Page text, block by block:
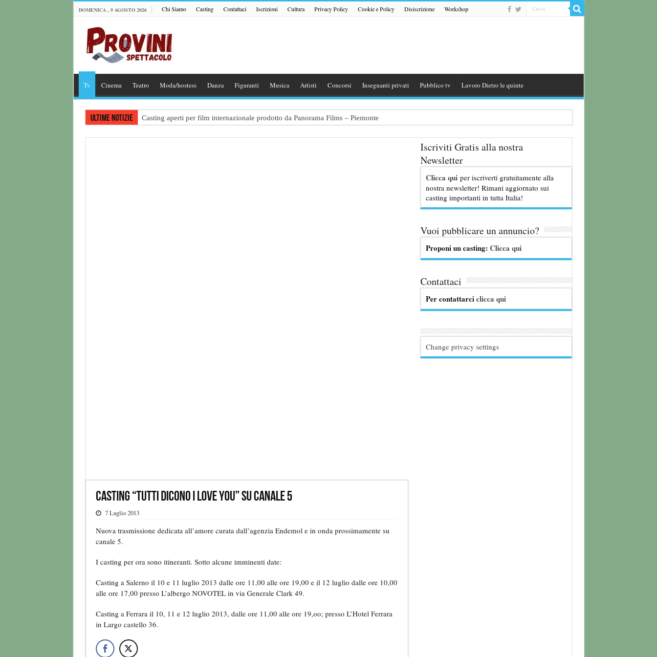
DOMENICA , 9 AGOSTO 2026 Chi Siamo Casting Contattaci Iscrizioni Cultura Privacy Policy Cookie e Policy Disiscrizione Workshop
Tv Cinema Teatro Moda/hostess Danza Figuranti Musica Artisti Concorsi Insegnanti privati Pubblico tv Lavoro Dietro le quinte
Ultime notizie Casting aperti per film internazionale prodotto da Panorama Films – Piemonte
Casting per coppia: Realizzazione shooting foto e video retribuito per hotel 4 stelle – Trentino
Casting “Tutti dicono I Love You” su Canale 5
7 Luglio 2013
Nuova trasmissione dedicata all’amore curata dall’agenzia Endemol e in onda prossimamente su
canale 5.
I casting per ora sono itineranti. Sotto alcune imminenti date:
Casting a Salerno il 10 e 11 luglio 2013 dalle ore 11,00 alle ore 19,00 e il 12 luglio dalle ore 10,00
alle ore 17,00 presso L’albergo NOVOTEL in via Generale Clark 49.
Casting a Ferrara il 10, 11 e 12 luglio 2013, dalle ore 11,00 alle ore 19,oo; presso L’Hotel Ferrara
in Largo castello 36.
Iscriviti Gratis alla nostra
Newsletter
Clicca qui per iscriverti gratuitamente alla
nostra newsletter! Rimani aggiornato sui
casting importanti in tutta Italia!
Vuoi pubblicare un annuncio?
Proponi un casting: Clicca qui
Contattaci
Per contattarciclicca qui
Change privacy settings